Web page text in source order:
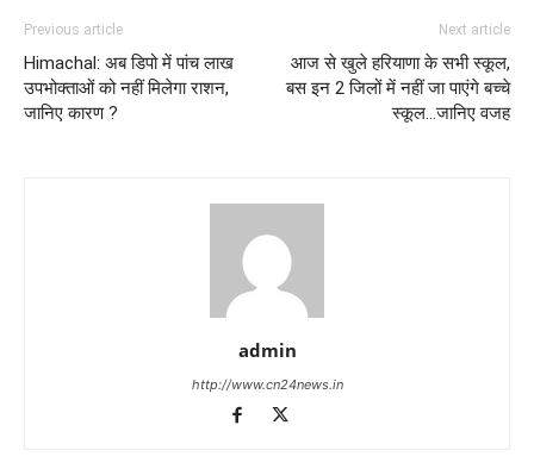
Previous article
Himachal: अब डिपो में पांच लाख
उपभोक्ताओं को नहीं मिलेगा राशन,
जानिए कारण ?
Next article
आज से खुले हरियाणा के सभी स्कूल,
बस इन 2 जिलों में नहीं जा पाएंगे बच्चे
स्कूल…जानिए वजह
admin
http://www.cn24news.in